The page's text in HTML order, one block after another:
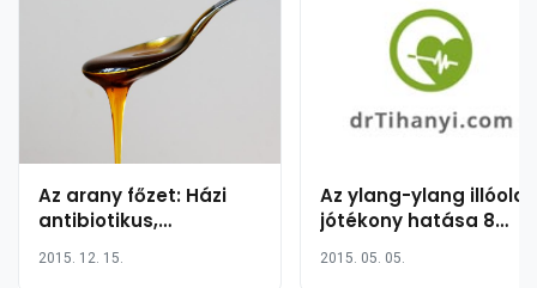
Az arany főzet: Házi
antibiotikus,
2015. 12. 15.
Az ylang-ylang illóolaj
jótékony hatása 8
2015. 05. 05.